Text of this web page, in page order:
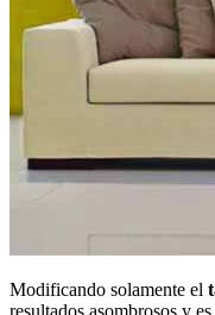
Modificando solamente el
resultados asombrosos y